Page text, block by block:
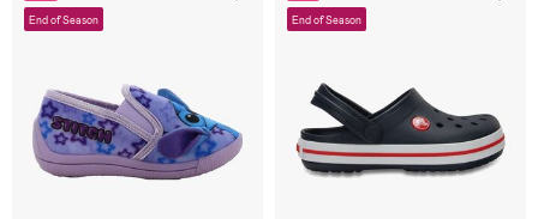
End of Season End of Season